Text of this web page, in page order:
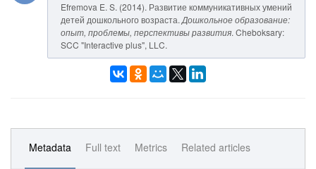
Efremova E. S. (2014). Развитие коммуникативных умений
детей дошкольного возраста. Дошкольное образование:
опыт, проблемы, перспективы развития. Cheboksary:
SCC "Interactive plus", LLC.
Metadata Full text Metrics Related articles